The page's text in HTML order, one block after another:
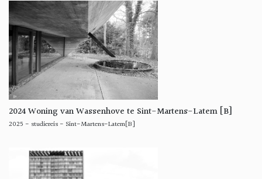
2024 Woning van Wassenhove te Sint-Martens-Latem [B]
2025 - studiereis - Sint-Martens-Latem[B]